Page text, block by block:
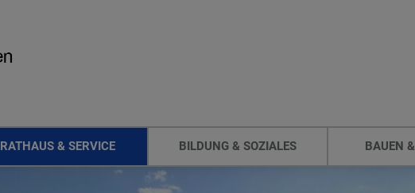
RATHAUS & SERVICE BILDUNG & SOZIALES BAUEN